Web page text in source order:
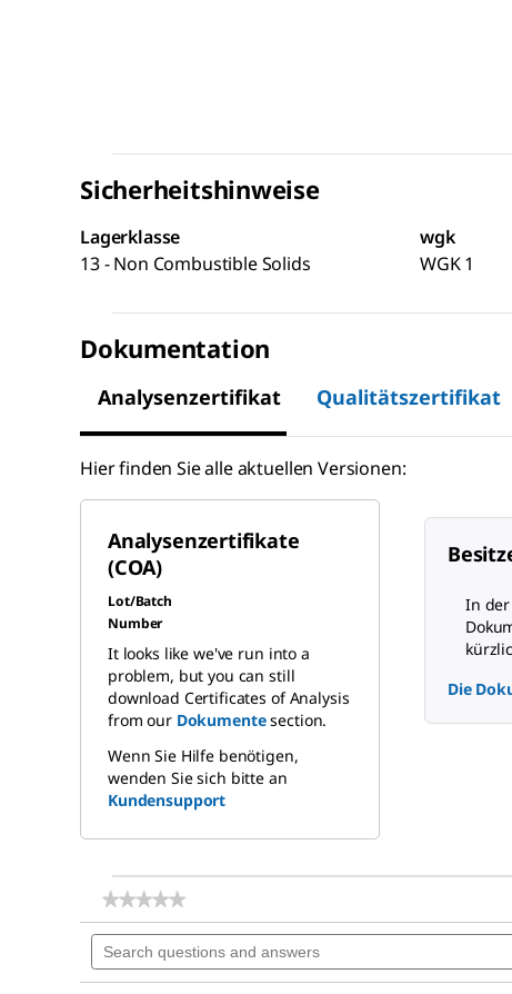
Sicherheitshinweise
Lagerklasse
13 - Non Combustible Solids
wgk
WGK 1
Dokumentation
Analysenzertifikat Qualitätszertifikat
Hier finden Sie alle aktuellen Versionen:
Analysenzertifikate
(COA)
Lot/Batch
Number
It looks like we've run into a
problem, but you can still
download Certificates of Analysis
from our Dokumentesection.
Wenn Sie Hilfe benötigen,
wenden Sie sich bitte an
Kundensupport
In
Die
★★★★★
★★★★★
rating
value
for
Search
questions
and